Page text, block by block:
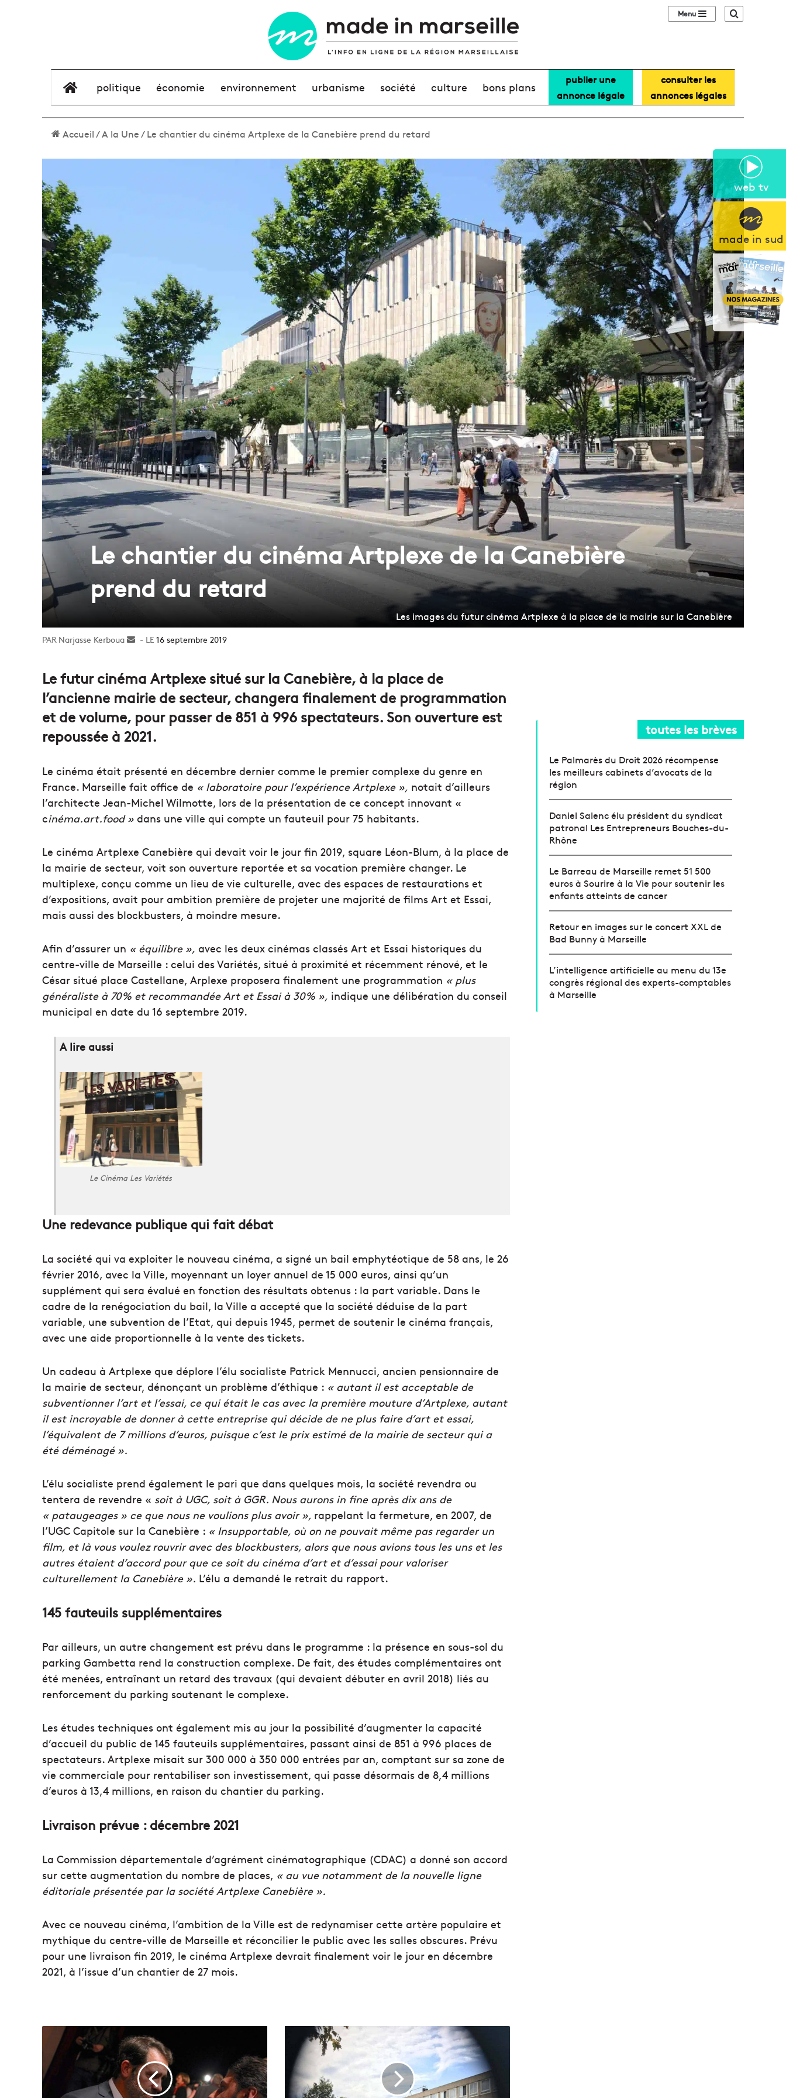
web tv
made in sud
Sidebar (barre
élément de menu
politique économie environnement urbanisme société culture bons plans
publier une
annonce légale
consulter les
annonces légales
Accueil/A la Une/Le chantier du cinéma Artplexe de la Canebière prend du retard
Le chantier du cinéma Artplexe de la Canebière
prend du retard
Les images du futur cinéma Artplexe à la place de la mairie sur la Canebière
Narjasse Kerboua
Envoyer16 septembre 2019
Le futur cinéma Artplexe situé sur la Canebière, à la place de
l’ancienne mairie de secteur, changera finalement de programmation
et de volume, pour passer de 851 à 996 spectateurs. Son ouverture est
repoussée à 2021.
Le cinéma était présenté en décembre dernier comme le premier complexe du genre en
France. Marseille fait office de « laboratoire pour l’expérience Artplexe », notait d’ailleurs
l’architecte Jean-Michel Wilmotte, lors de la présentation de ce concept innovant «
cinéma.art.food » dans une ville qui compte un fauteuil pour 75 habitants.
Le cinéma Artplexe Canebière qui devait voir le jour fin 2019, square Léon-Blum, à la place de
la mairie de secteur, voit son ouverture reportée et sa vocation première changer. Le
multiplexe, conçu comme un lieu de vie culturelle, avec des espaces de restaurations et
d’expositions, avait pour ambition première de projeter une majorité de films Art et Essai,
mais aussi des blockbusters, à moindre mesure.
Afin d’assurer un « équilibre », avec les deux cinémas classés Art et Essai historiques du
centre-ville de Marseille : celui des Variétés, situé à proximité et récemment rénové, et le
César situé place Castellane, Arplexe proposera finalement une programmation « plus
généraliste à 70% et recommandée Art et Essai à 30% », indique une délibération du conseil
municipal en date du 16 septembre 2019.
A lire aussi
Le Cinéma Les Variétés
Une redevance publique qui fait débat
La société qui va exploiter le nouveau cinéma, a signé un bail emphytéotique de 58 ans, le 26
février 2016, avec la Ville, moyennant un loyer annuel de 15 000 euros, ainsi qu’un
supplément qui sera évalué en fonction des résultats obtenus : la part variable. Dans le
cadre de la renégociation du bail, la Ville a accepté que la société déduise de la part
variable, une subvention de l’Etat, qui depuis 1945, permet de soutenir le cinéma français,
avec une aide proportionnelle à la vente des tickets.
Un cadeau à Artplexe que déplore l’élu socialiste Patrick Mennucci, ancien pensionnaire de
la mairie de secteur, dénonçant un problème d’éthique : « autant il est acceptable de
subventionner l’art et l’essai, ce qui était le cas avec la première mouture d’Artplexe, autant
il est incroyable de donner à cette entreprise qui décide de ne plus faire d’art et essai,
l’équivalent de 7 millions d’euros, puisque c’est le prix estimé de la mairie de secteur qui a
été déménagé ».
L’élu socialiste prend également le pari que dans quelques mois, la société revendra ou
tentera de revendre « soit à UGC, soit à GGR. Nous aurons in fine après dix ans de
« pataugeages » ce que nous ne voulions plus avoir », rappelant la fermeture, en 2007, de
l’UGC Capitole sur la Canebière : « Insupportable, où on ne pouvait même pas regarder un
film, et là vous voulez rouvrir avec des blockbusters, alors que nous avions tous les uns et les
autres étaient d’accord pour que ce soit du cinéma d’art et d’essai pour valoriser
culturellement la Canebière ». L’élu a demandé le retrait du rapport.
145 fauteuils supplémentaires
Par ailleurs, un autre changement est prévu dans le programme : la présence en sous-sol du
parking Gambetta rend la construction complexe. De fait, des études complémentaires ont
été menées, entraînant un retard des travaux (qui devaient débuter en avril 2018) liés au
renforcement du parking soutenant le complexe.
Les études techniques ont également mis au jour la possibilité d’augmenter la capacité
d’accueil du public de 145 fauteuils supplémentaires, passant ainsi de 851 à 996 places de
spectateurs. Artplexe misait sur 300 000 à 350 000 entrées par an, comptant sur sa zone de
vie commerciale pour rentabiliser son investissement, qui passe désormais de 8,4 millions
d’euros à 13,4 millions, en raison du chantier du parking.
Livraison prévue : décembre 2021
La Commission départementale d’agrément cinématographique (CDAC) a donné son accord
sur cette augmentation du nombre de places, « au vue notamment de la nouvelle ligne
éditoriale présentée par la société Artplexe Canebière ».
Avec ce nouveau cinéma, l’ambition de la Ville est de redynamiser cette artère populaire et
mythique du centre-ville de Marseille et réconcilier le public avec les salles obscures. Prévu
pour une livraison fin 2019, le cinéma Artplexe devrait finalement voir le jour en décembre
2021, à l’issue d’un chantier de 27 mois.
L
o
u
toutes les brèves
Le Palmarès du Droit 2026 récompense
les meilleurs cabinets d’avocats de la
région
Daniel Salenc élu président du syndicat
patronal Les Entrepreneurs Bouches-du-
Rhône
Le Barreau de Marseille remet 51 500
euros à Sourire à la Vie pour soutenir les
enfants atteints de cancer
Retour en images sur le concert XXL de
Bad Bunny à Marseille
L’intelligence artificielle au menu du 13e
congrès régional des experts-comptables
à Marseille